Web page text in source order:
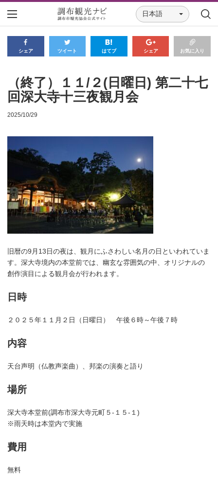
日本語
シェア ツイート はてブ シェア お気に入り
（終了）１１/２(日曜日) 第二十七
回深大寺十三夜観月会
2025/10/29
旧暦の9月13日の夜は、観月にふさわしい名月の日といわれていま
す。深大寺境内の本堂前では、幽玄な雰囲気の中、オリジナルの
創作演目による観月会が行われます。
日時
２０２５年１１月２日（日曜日） 午後６時～午後７時
内容
天台声明（仏教声楽曲）、邦楽の演奏と語り
場所
深大寺本堂前(調布市深大寺元町５-１５-１)
※雨天時は本堂内で実施
費用
無料